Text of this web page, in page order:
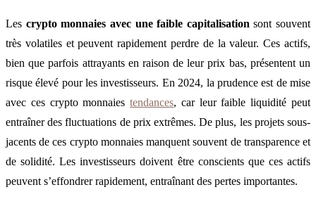
Les crypto monnaies avec une faible capitalisation sont souvent
très volatiles et peuvent rapidement perdre de la valeur. Ces actifs,
bien que parfois attrayants en raison de leur prix bas, présentent un
risque élevé pour les investisseurs. En 2024, la prudence est de mise
avec ces crypto monnaiestendances, car leur faible liquidité peut
entraîner des fluctuations de prix extrêmes. De plus, les projets sous-
jacents de ces crypto monnaies manquent souvent de transparence et
de solidité. Les investisseurs doivent être conscients que ces actifs
peuvent s’effondrer rapidement, entraînant des pertes importantes.